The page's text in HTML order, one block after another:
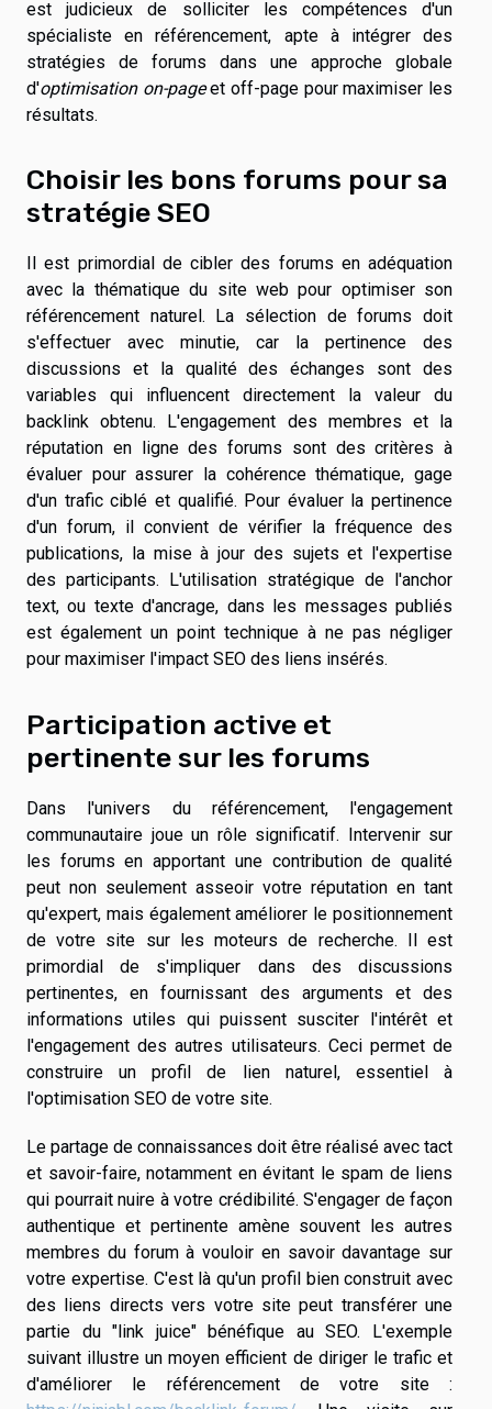
est judicieux de solliciter les compétences d'un
spécialiste en référencement, apte à intégrer des
stratégies de forums dans une approche globale
d'optimisation on-pageet off-page pour maximiser les
résultats.
Choisir les bons forums pour sa
stratégie SEO
Il est primordial de cibler des forums en adéquation
avec la thématique du site web pour optimiser son
référencement naturel. La sélection de forums doit
s'effectuer avec minutie, car la pertinence des
discussions et la qualité des échanges sont des
variables qui influencent directement la valeur du
backlink obtenu. L'engagement des membres et la
réputation en ligne des forums sont des critères à
évaluer pour assurer la cohérence thématique, gage
d'un trafic ciblé et qualifié. Pour évaluer la pertinence
d'un forum, il convient de vérifier la fréquence des
publications, la mise à jour des sujets et l'expertise
des participants. L'utilisation stratégique de l'anchor
text, ou texte d'ancrage, dans les messages publiés
est également un point technique à ne pas négliger
pour maximiser l'impact SEO des liens insérés.
Participation active et
pertinente sur les forums
Dans l'univers du référencement, l'engagement
communautaire joue un rôle significatif. Intervenir sur
les forums en apportant une contribution de qualité
peut non seulement asseoir votre réputation en tant
qu'expert, mais également améliorer le positionnement
de votre site sur les moteurs de recherche. Il est
primordial de s'impliquer dans des discussions
pertinentes, en fournissant des arguments et des
informations utiles qui puissent susciter l'intérêt et
l'engagement des autres utilisateurs. Ceci permet de
construire un profil de lien naturel, essentiel à
l'optimisation SEO de votre site.
Le partage de connaissances doit être réalisé avec tact
et savoir-faire, notamment en évitant le spam de liens
qui pourrait nuire à votre crédibilité. S'engager de façon
authentique et pertinente amène souvent les autres
membres du forum à vouloir en savoir davantage sur
votre expertise. C'est là qu'un profil bien construit avec
des liens directs vers votre site peut transférer une
partie du "link juice" bénéfique au SEO. L'exemple
suivant illustre un moyen efficient de diriger le trafic et
d'améliorer le référencement de votre site :